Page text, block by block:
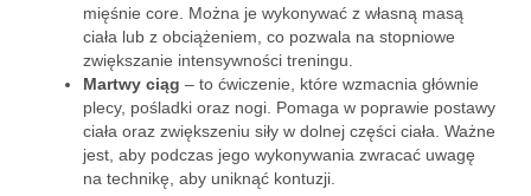
mięśnie core. Można je wykonywać z własną masą
ciała lub z obciążeniem, co pozwala na stopniowe
zwiększanie intensywności treningu.
Martwy ciąg – to ćwiczenie, które wzmacnia głównie
plecy, pośladki oraz nogi. Pomaga w poprawie postawy
ciała oraz zwiększeniu siły w dolnej części ciała. Ważne
jest, aby podczas jego wykonywania zwracać uwagę
na technikę, aby uniknąć kontuzji.